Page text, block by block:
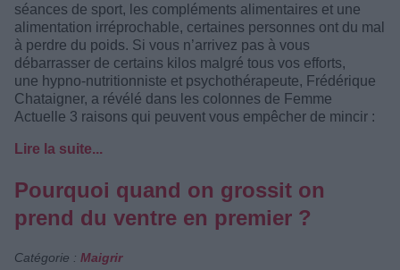
séances de sport, les compléments alimentaires et une
alimentation irréprochable, certaines personnes ont du mal
à perdre du poids. Si vous n’arrivez pas à vous
débarrasser de certains kilos malgré tous vos efforts,
une hypno-nutritionniste et psychothérapeute, Frédérique
Chataigner, a révélé dans les colonnes de Femme
Actuelle 3 raisons qui peuvent vous empêcher de mincir :
Lire la suite...
Pourquoi quand on grossit on
prend du ventre en premier ?
Catégorie : Maigrir